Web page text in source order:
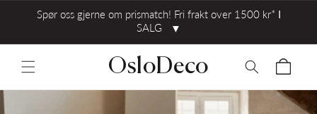
Spør oss gjerne om prismatch! Fri frakt over 1500 kr* ⅼ
SALG
▼
OsloDeco